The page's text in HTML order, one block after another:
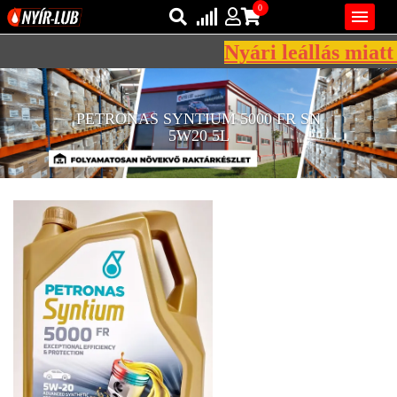
REGISZTRÁCIÓ
KENŐANYAGOK
IPARI
KENŐANYAGOK
MÁRKÁK
NORMÁK
VISZKOZITÁSOK
ADALÉKOK

Bejelentkezés
Regisztráció
0
AZ ÖN KOSARA ÜRES
Nyári leállás miatt
PETRONAS SYNTIUM 5000 FR SN
5W20 5L